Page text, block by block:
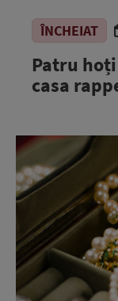
ÎNCHEIAT
Patru
casa